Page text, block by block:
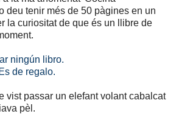
deu tenir més de 50 pàgines en un
la curiositat de que és un llibre de
ningún libro.
de regalo.
vist passar un elefant volant cabalcat
pèl.